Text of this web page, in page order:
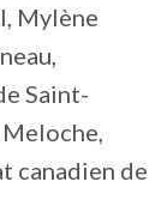
Mylène
Saint-
canadien de